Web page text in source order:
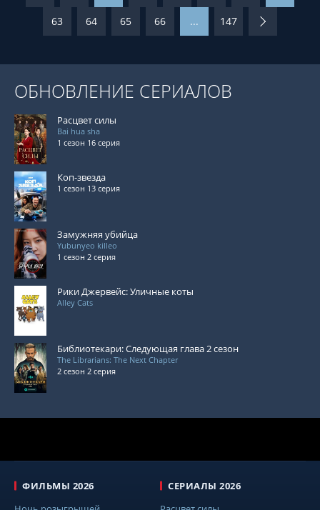
63 64 65 66 ... 147
ОБНОВЛЕНИЕ СЕРИАЛОВ
Расцвет силы
Bai hua sha
1 сезон 16 серия
Коп-звезда
1 сезон 13 серия
Замужняя убийца
Yubunyeo killeo
1 сезон 2 серия
Рики Джервейс: Уличные коты
Alley Cats
Библиотекари: Следующая глава 2 сезон
The Librarians: The Next Chapter
2 сезон 2 серия
ФИЛЬМЫ 2026
СЕРИАЛЫ 2026